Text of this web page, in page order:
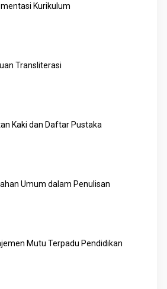
Kurikulum
Transliterasi
Kaki dan Daftar Pustaka
Umum dalam Penulisan
Mutu Terpadu Pendidikan